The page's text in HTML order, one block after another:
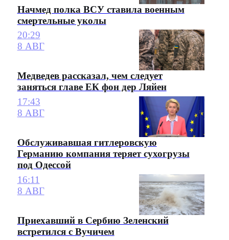
Начмед полка ВСУ ставила военным
смертельные уколы
20:29
8 АВГ
Медведев рассказал, чем следует
заняться главе ЕК фон дер Ляйен
17:43
8 АВГ
Обслуживавшая гитлеровскую
Германию компания теряет сухогрузы
под Одессой
16:11
8 АВГ
Приехавший в Сербию Зеленский
встретился с Вучичем